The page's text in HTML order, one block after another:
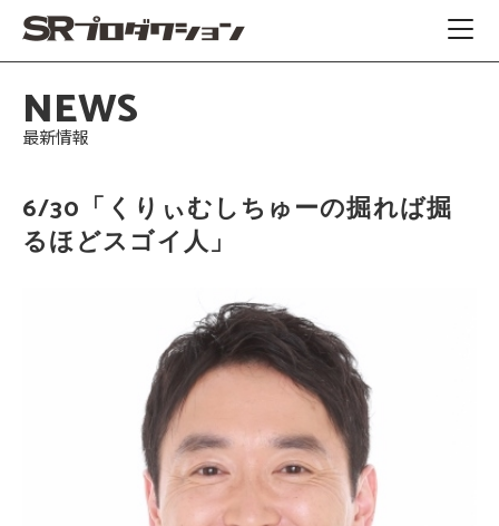
NEWS
最新情報
6/30「くりぃむしちゅーの掘れば掘
るほどスゴイ人」